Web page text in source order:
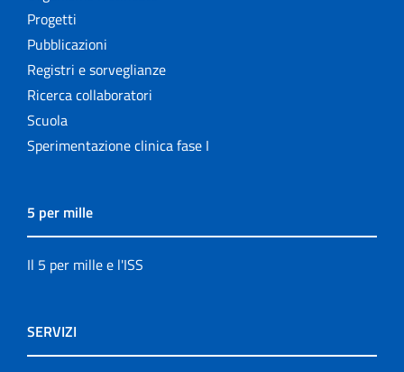
Progetti
Pubblicazioni
Registri e sorveglianze
Ricerca collaboratori
Scuola
Sperimentazione clinica fase I
5 per mille
Il 5 per mille e l'ISS
SERVIZI